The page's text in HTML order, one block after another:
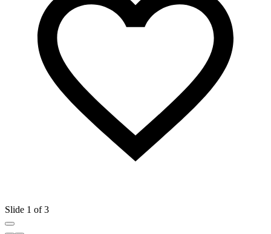
Slide 1 of 3